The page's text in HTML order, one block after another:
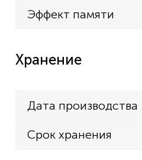
Эффект памяти
Хранение
Дата производства
Срок хранения